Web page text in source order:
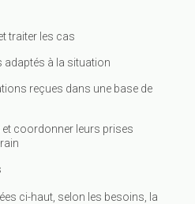
traiter les cas
à la situation
reçues dans une base de
coordonner leurs prises
ci-haut, selon les besoins, la